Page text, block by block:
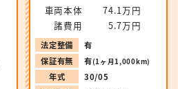
車両本体
74.1万円
諸費用
5.7万円
法定整備
有
保証有無
有(1ヶ月1,000km)
年式
30/05